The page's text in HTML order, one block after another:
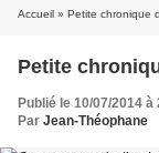
Accueil » Petite chronique
Petite
Publié le 10/07/2014 à
Par Jean-Théophane